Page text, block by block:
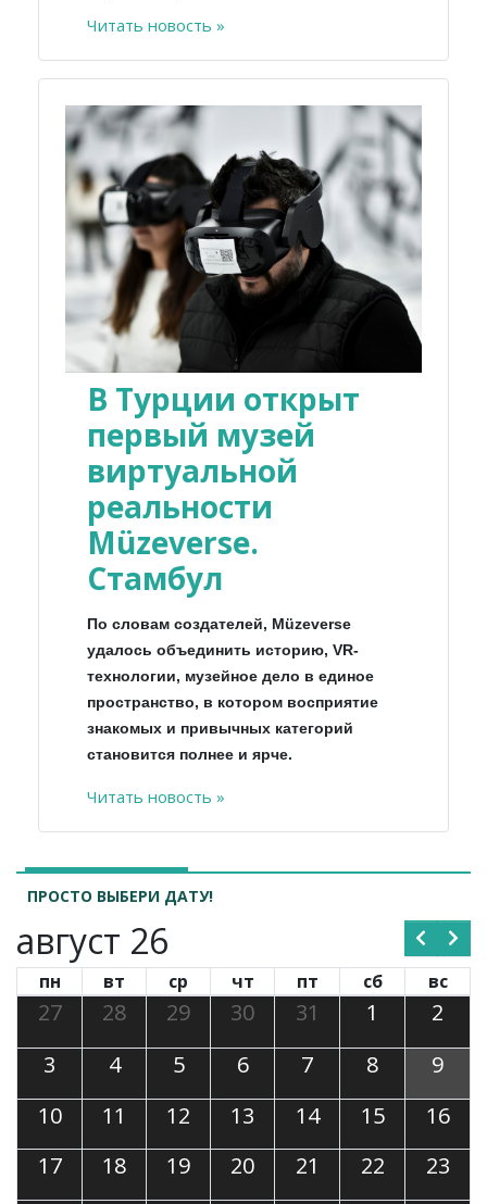
Читать новость »
В Турции открыт
первый музей
виртуальной
реальности
Müzeverse.
Стамбул
По словам создателей, Müzeverse
удалось объединить историю, VR-
технологии, музейное дело в единое
пространство, в котором восприятие
знакомых и привычных категорий
становится полнее и ярче.
Читать новость »
ПРОСТО ВЫБЕРИ ДАТУ!
август 26
пн вт ср чт пт сб вс
27 28 29 30 31 1
2
3
4 5 6 7 8
9
10
11 12 13 14 15
16
17
18 19 20 21 22
23